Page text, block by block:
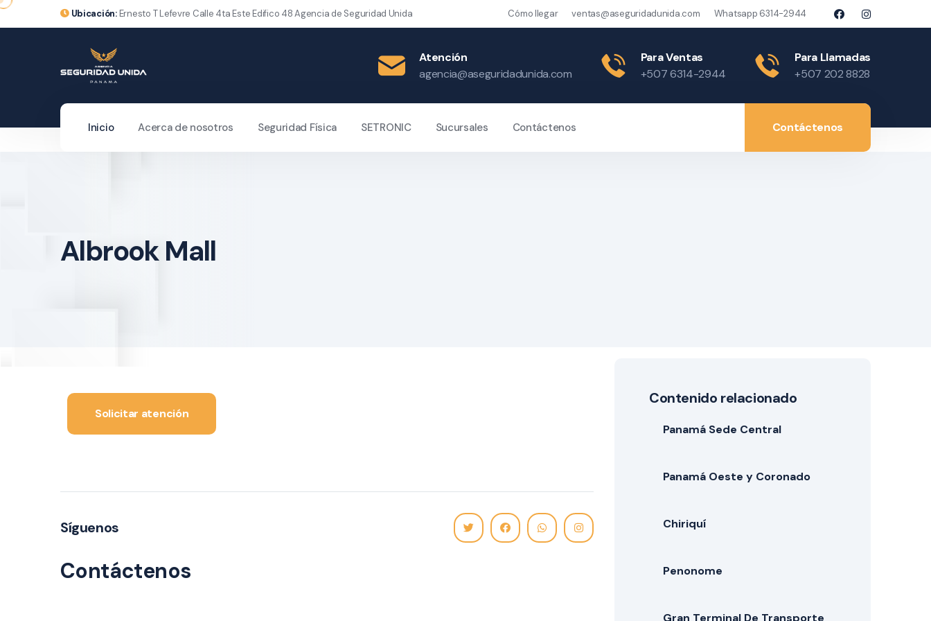
Ubicación:Ernesto T Lefevre Calle 4ta Este Edifico 48 Agencia de Seguridad Unida Cómo llegar ventas@aseguridadunida.com Whatsapp 6314-2944
Atención
agencia@aseguridadunida.com
Para Ventas
+507 6314-2944
Para Llamadas
+507 202 8828
Inicio Acerca de nosotros Seguridad Física SETRONIC Sucursales Contáctenos Contáctenos
Albrook Mall
Solicitar atención
Síguenos
Contáctenos
Contenido relacionado
Panamá Sede Central
Panamá Oeste y Coronado
Chiriquí
Penonome
Gran Terminal De Transporte